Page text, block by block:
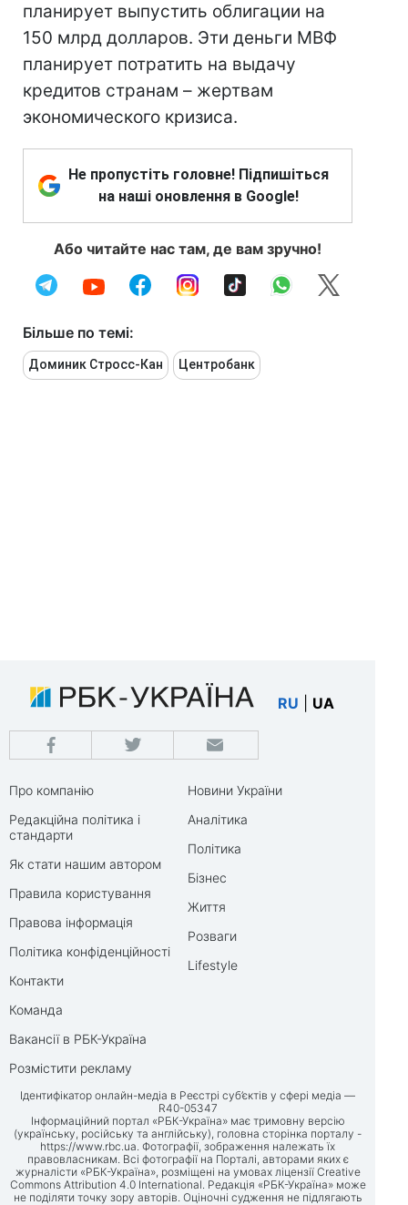
планирует выпустить облигации на
150 млрд долларов. Эти деньги МВФ
планирует потратить на выдачу
кредитов странам – жертвам
экономического кризиса.
Не пропустіть головне! Підпишіться
на наші оновлення в Google!
Або читайте нас там, де вам зручно!
Більше по темі:
Доминик Стросс-Кан Центробанк
RU UA
Про компанію
Редакційна політика і
стандарти
Як стати нашим автором
Правила користування
Правова інформація
Політика конфіденційності
Контакти
Команда
Вакансії в РБК-Україна
Розмістити рекламу
Новини України
Аналітика
Політика
Бізнес
Життя
Розваги
Lifestyle
Ідентифікатор онлайн-медіа в Реєстрі суб’єктів у сфері медіа —
R40-05347
Інформаційний портал «РБК-Україна» має тримовну версію
(українську, російську та англійську), головна сторінка порталу -
https://www.rbc.ua. Фотографії, зображення належать їх
правовласникам. Всі фотографії на Порталі, авторами яких є
журналісти «РБК-Україна», розміщені на умовах ліцензії Creative
Commons Attribution 4.0 International. Редакція «РБК-Україна» може
не поділяти точку зору авторів. Оціночні судження не підлягають